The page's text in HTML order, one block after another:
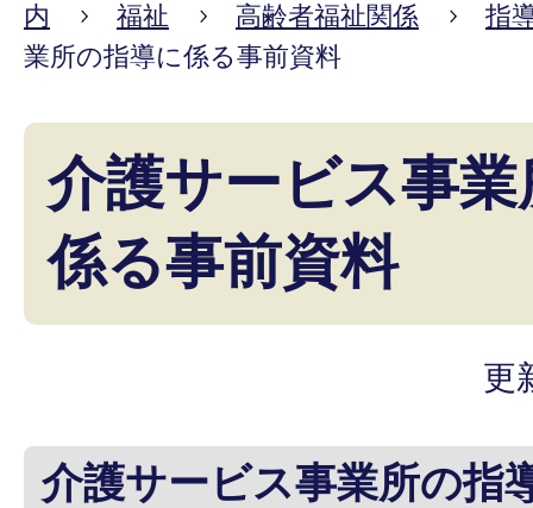
内
福祉 高齢者福祉関係
指
業所の指導に係る事前資料
介護サービス事
係る事前資料
更
介護サービス事業所の指